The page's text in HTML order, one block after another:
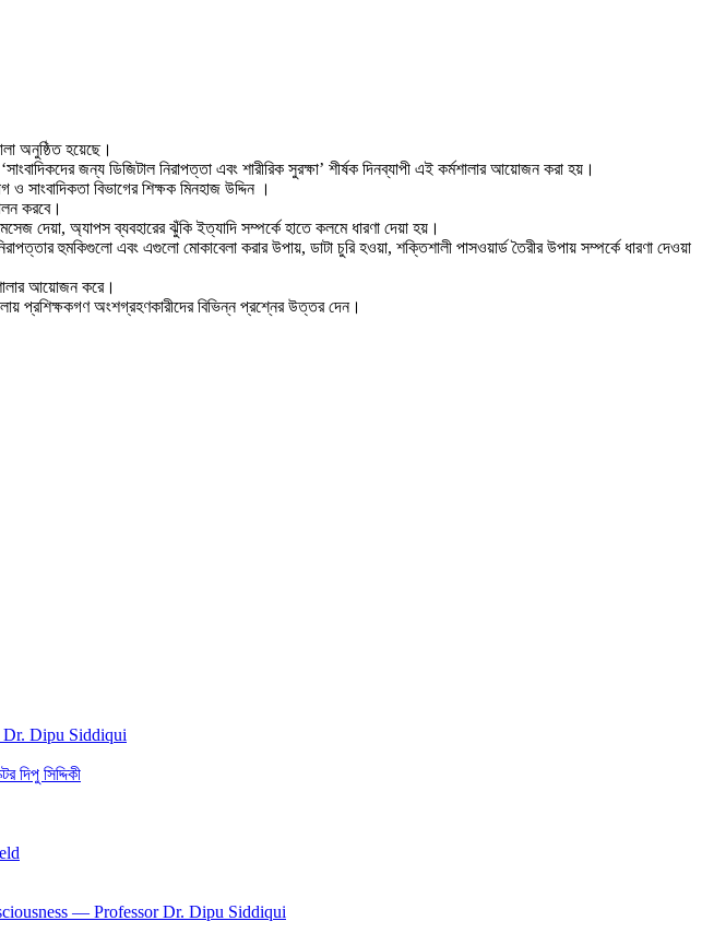
অনুষ্ঠিত হয়েছে।
জন্য ডিজিটাল নিরাপত্তা এবং শারীরিক সুরক্ষা’ শীর্ষক দিনব্যাপী এই কর্মশালার আয়োজন করা হয়।
সাংবাদিকতা বিভাগের শিক্ষক মিনহাজ উদ্দিন ।
করবে।
দেয়া, অ্যাপস ব্যবহারের ঝুঁকি ইত্যাদি সম্পর্কে হাতে কলমে ধারণা দেয়া হয়।
হুমকিগুলো এবং এগুলো মোকাবেলা করার উপায়, ডাটা চুরি হওয়া, শক্তিশালী পাসওয়ার্ড তৈরীর উপায় সম্পর্কে ধারণা দেওয়া
আয়োজন করে।
প্রশিক্ষকগণ অংশগ্রহণকারীদের বিভিন্ন প্রশ্নের উত্তর দেন।
Dipu Siddiqui
দিপু সিদ্দিকী
— Professor Dr. Dipu Siddiqui